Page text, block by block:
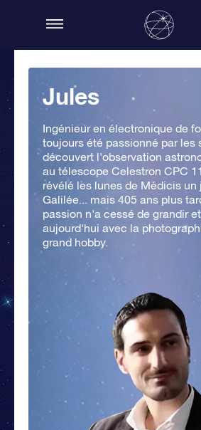
Jules
Ingénieur en électronique de
toujours été passionné par les
découvert l'observation
au télescope Celestron CPC
révélé les lunes de Médicis un
Galilée... mais 405 ans plus
passion n'a cessé de grandir
aujourd'hui avec la
grand hobby.